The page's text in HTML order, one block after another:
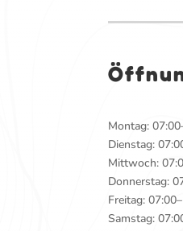
Montag:
Dienstag:
Mittwoch:
Donnerstag:
Freitag:
Samstag: